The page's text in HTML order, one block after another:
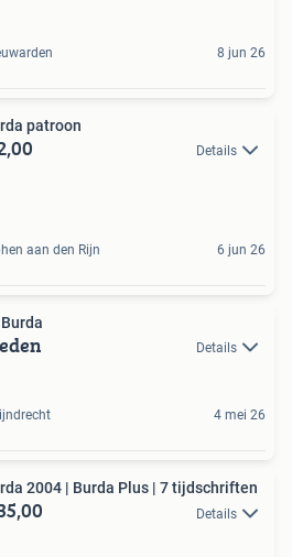
8 jun 26
patroon
Details
aan den Rijn 6 jun 26
Details
4 mei 26
2004 | Burda Plus | 7 tijdschriften
Details